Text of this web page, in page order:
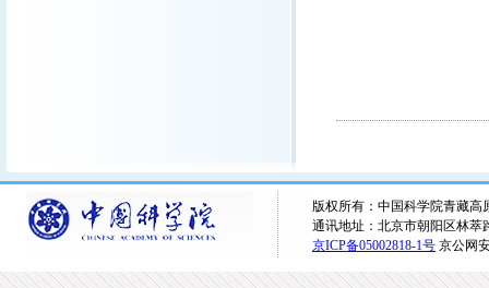
版权所有：中国科学院青藏高
通讯地址：北京市朝阳区林萃
京ICP备05002818-1号 京公网